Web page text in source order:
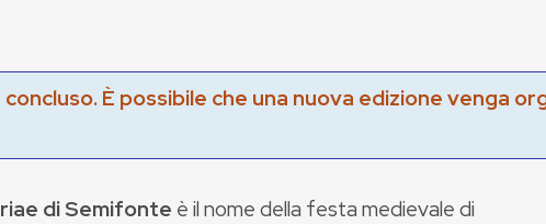
È possibile che una nuova edizione venga
di Semifonte è il nome della festa medievale di